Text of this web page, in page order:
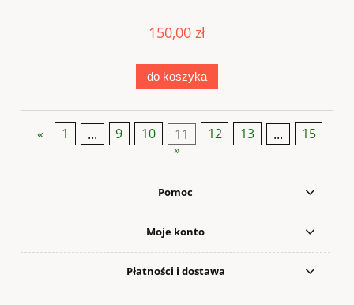
150,00 zł
do koszyka
« 1 ... 9 10 11 12 13 ...
15
»
Pomoc
Moje konto
Płatności i dostawa